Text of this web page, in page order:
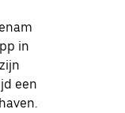
in
een